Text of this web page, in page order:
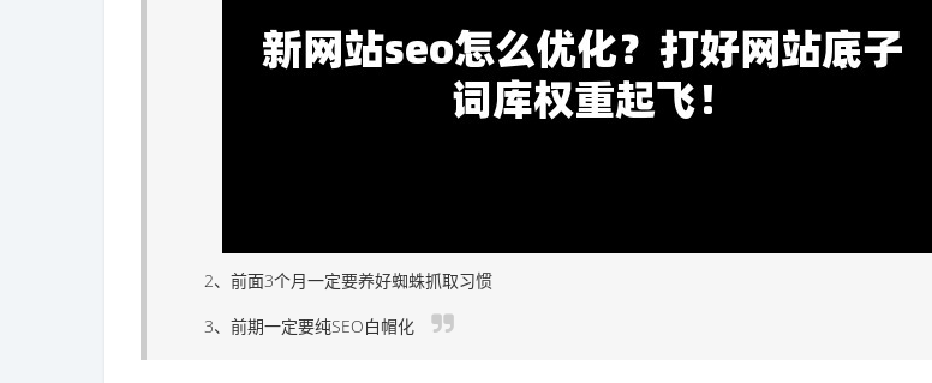
2、前面3个月一定要养好蜘蛛抓取习惯
3、前期一定要纯SEO白帽化